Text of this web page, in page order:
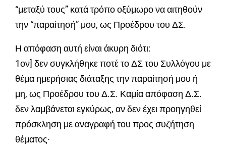
“μεταξύ τους” κατά τρόπο οξύμωρο να αιτηθούν
την “παραίτησή” μου, ως Προέδρου του ΔΣ.
Η απόφαση αυτή είναι άκυρη διότι:
1ον] δεν συγκλήθηκε ποτέ το ΔΣ του Συλλόγου με
θέμα ημερήσιας διάταξης την παραίτησή μου ή
μη, ως Προέδρου του Δ.Σ. Καμία απόφαση Δ.Σ.
δεν λαμβάνεται εγκύρως, αν δεν έχει προηγηθεί
πρόσκληση με αναγραφή του προς συζήτηση
θέματος∙